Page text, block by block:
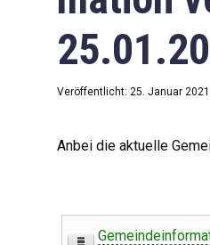
Veröffentlicht: 25. Januar 2021
Anbei die aktuelle